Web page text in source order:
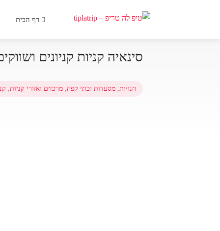
דף הבית
סינאיה קניות קניונים
חנויות, מסעדות ובתי קפה, מרכזים ואזורי קניות,